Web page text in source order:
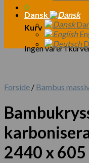
0
Kurv
Ingen varer i
Dansk
Forside / Bambus
2440 x